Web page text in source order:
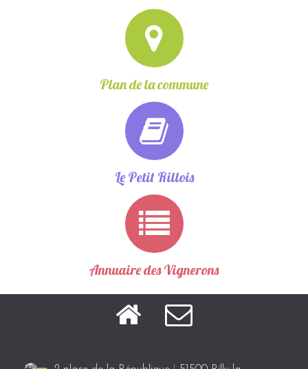
Plan de la commune
Le Petit Rillois
Annuaire des Vignerons